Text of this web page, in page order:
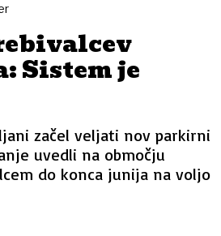
Sistem je
začel veljati nov parkirni
uvedli na območju
do konca junija na voljo